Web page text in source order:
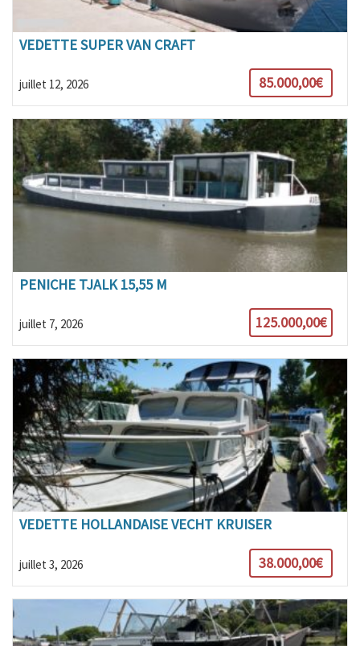
VEDETTE SUPER VAN CRAFT
juillet 12, 2026 85.000,00€
PENICHE TJALK 15,55 M
juillet 7, 2026 125.000,00€
VEDETTE HOLLANDAISE VECHT KRUISER
juillet 3, 2026 38.000,00€